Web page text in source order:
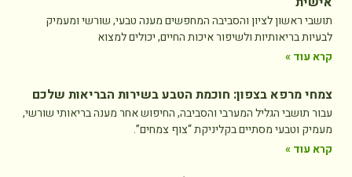
תושבי ראשון לציון והסביבה המחפשים מענה טבעי, שורשי ומעמיק
לבעיות בריאותיות ולשיפור איכות החיים, יכולים למצוא
קרא עוד »
צמחי מרפא בצפון: חוכמת הטבע בשירות הבריאות שלכם
עבור תושבי הגליל המערבי והסביבה, החיפוש אחר מענה בריאותי שורשי,
מעמיק וטבעי מסתיים בקליניקת “צוף צמחים”.
קרא עוד »